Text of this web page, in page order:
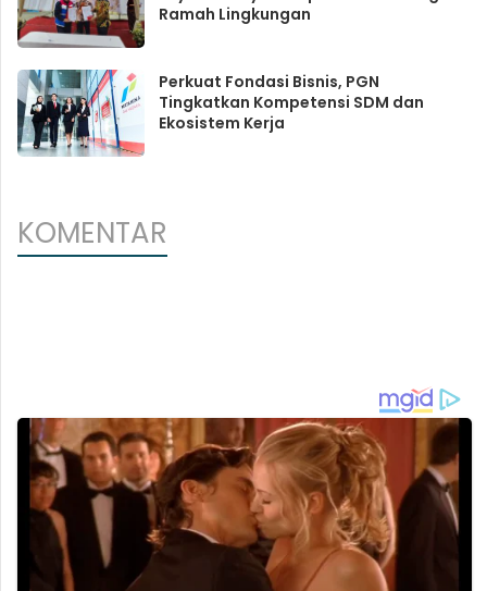
Ramah Lingkungan
Perkuat Fondasi Bisnis, PGN
Tingkatkan Kompetensi SDM dan
Ekosistem Kerja
KOMENTAR